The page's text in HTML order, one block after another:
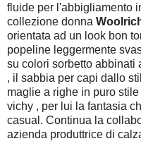
fluide per l'abbigliamento
collezione donna
orientata ad un look bon
popeline leggermente
su colori sorbetto abbinati
, il sabbia per capi dallo
maglie a righe in puro
vichy , per lui la fantasia
casual. Continua la
azienda produttrice di